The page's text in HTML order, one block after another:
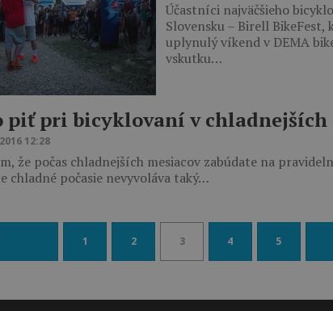
Účastníci najväčšieho
Slovensku – Birell BikeFest,
uplynulý víkend v DEMA
vskutku…
piť pri bicyklovaní v chladnejších
12:28
že počas chladnejších mesiacov zabúdate na
chladné počasie nevyvoláva taký…
1 2 3 4 5